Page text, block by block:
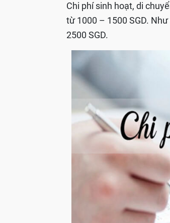
Chi phí sinh hoạt, di
từ 1000 – 1500 SGD.
2500 SGD.